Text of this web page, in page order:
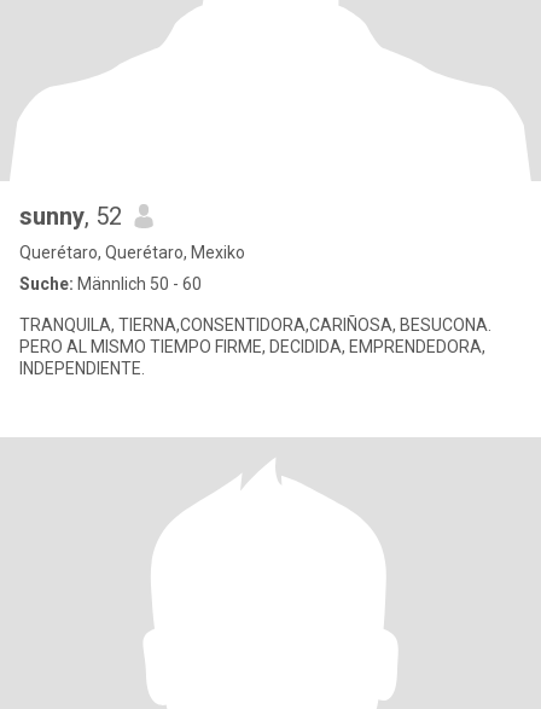
sunny, 52
Querétaro, Querétaro, Mexiko
Suche: Männlich 50 - 60
TRANQUILA, TIERNA,CONSENTIDORA,CARIÑOSA, BESUCONA.
PERO AL MISMO TIEMPO FIRME, DECIDIDA, EMPRENDEDORA,
INDEPENDIENTE.